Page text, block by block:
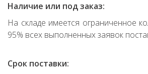
Наличие или под заказ:
На складе имеется ограниченное
95% всех выполненных заявок
Срок поставки: